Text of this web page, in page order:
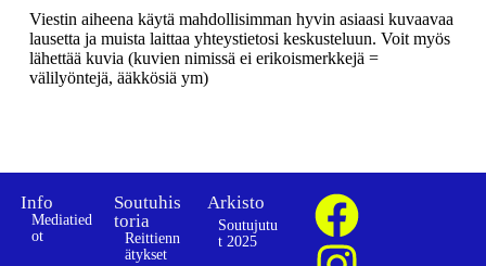
Viestin aiheena käytä mahdollisimman hyvin asiaasi kuvaavaa
lausetta ja muista laittaa yhteystietosi keskusteluun. Voit myös
lähettää kuvia (kuvien nimissä ei erikoismerkkejä =
välilyöntejä, ääkkösiä ym)
Info
Mediatied
ot
Soutuhis
toria
Reittienn
ätykset
Arkisto
Soutujutu
t 2025